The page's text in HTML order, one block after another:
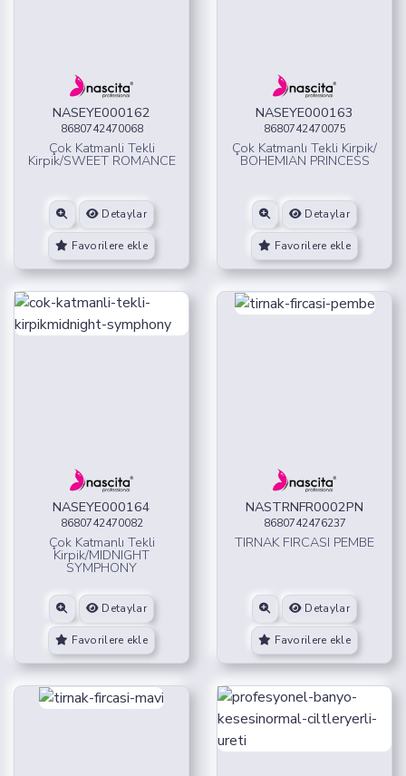
NASEYE000162
8680742470068
Çok Katmanli Tekli
Kirpik/SWEET ROMANCE
Detaylar
Favorilere ekle
NASEYE000163
8680742470075
Çok Katmanlı Tekli Kirpik/
BOHEMIAN PRINCESS
Detaylar
Favorilere ekle
NASEYE000164
8680742470082
Çok Katmanlı Tekli
Kirpik/MIDNIGHT
SYMPHONY
Detaylar
Favorilere ekle
NASTRNFR0002PN
8680742476237
TIRNAK FIRCASI PEMBE
Detaylar
Favorilere ekle